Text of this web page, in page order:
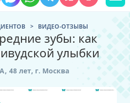
ВИДЕО-ОТЗЫВЫ
зубы: как
улыбки
48 лет, г. Москва